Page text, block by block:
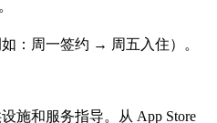
：周一签约 → 周五入住）。
施和服务指导。从 App Store